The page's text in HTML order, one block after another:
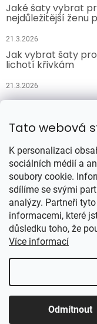
Tato webová
K personalizaci
sociálních médií a
soubory cookie.
sdílíme se svými
analýzy. Partneři
informacemi, které
důsledku toho, že
Více informací
Odmítnout
Jaké šaty vybrat
nejdůležitější ženu
21.3.2026
Jak vybrat šaty
lichotí křivkám
21.3.2026
Přijímáme
Copyright 2026
Se ❤